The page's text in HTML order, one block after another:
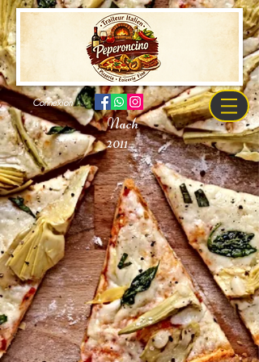
Connexion
Nach
2011